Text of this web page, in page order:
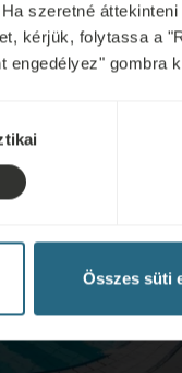
szeretné áttekinteni
kérjük, folytassa a
engedélyez" gombra
Összes süti